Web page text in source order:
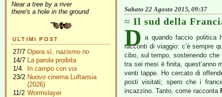
Near a tree by a river
there's a hole in the ground
ULTIMI POST
27/7 Opera sì, nazismo no
14/7 La parola proibita
1/4
In campo con voi
23/2 Nuovo cinema Luftansia
(2026)
11/2 Wormslayer
Sabato 22 Agosto 2015, 09:37
Il sud della
D a quando faccio politica
racconti di viaggio: c’è sempre
cibo, sul tempo, sostenendo
tra sei mesi è finita, quest’anno
venti tappe. Ho cercato di
posti visitati; spero che i
incazzino. Tanto, come racconta